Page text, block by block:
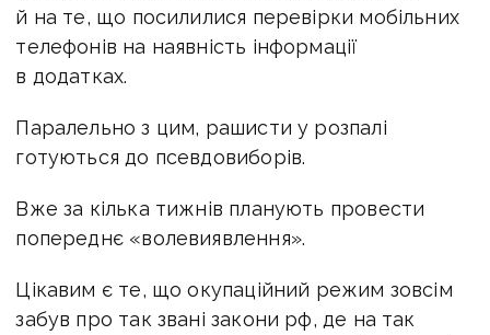
й на те, що посилилися перевірки мобільних
телефонів на наявність інформації
в додатках.
Паралельно з цим, рашисти у розпалі
готуються до псевдовиборів.
Вже за кілька тижнів планують провести
попереднє «волевиявлення».
Цікавим є те, що окупаційний режим зовсім
забув про так звані закони рф, де на так